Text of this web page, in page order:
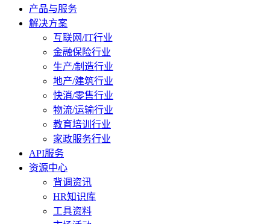
产品与服务
解决方案
互联网/IT行业
金融保险行业
生产/制造行业
地产/建筑行业
快消/零售行业
物流/运输行业
教育培训行业
家政服务行业
API服务
资源中心
背调资讯
HR知识库
工具资料